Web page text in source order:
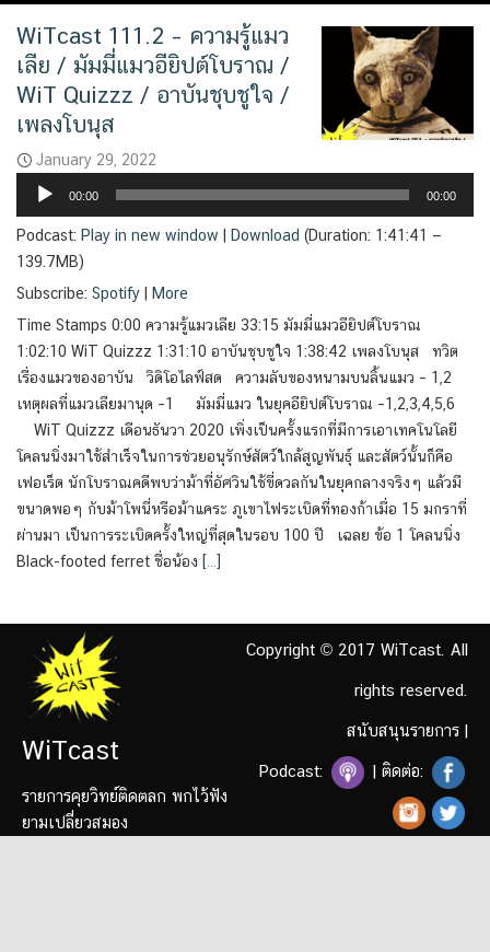
WiTcast 111.2 – ความรู้แมว
เลีย / มัมมี่แมวอียิปต์โบราณ /
WiT Quizzz / อาบันชุบชูใจ /
เพลงโบนุส
January 29, 2022
Audio
00:00 00:00
Podcast: Play in new window Download (Duration: 1:41:41 —
139.7MB)
Subscribe: Spotify
More
Time Stamps 0:00 ความรู้แมวเลีย 33:15 มัมมี่แมวอียิปต์โบราณ
1:02:10 WiT Quizzz 1:31:10 อาบันชุบชูใจ 1:38:42 เพลงโบนุส ทวิต
เรื่องแมวของอาบัน วิดิโอไลฟ์สด ความลับของหนามบนลิ้นแมว – 1,2
เหตุผลที่แมวเลียมานุด –1 มัมมี่แมว ในยุคอียิปต์โบราณ –1,2,3,4,5,6
WiT Quizzz เดือนธันวา 2020 เพิ่งเป็นครั้งแรกที่มีการเอาเทคโนโลยี
โคลนนิ่งมาใช้สำเร็จในการช่วยอนุรักษ์สัตว์ใกล้สูญพันธุ์ และสัตว์นั้นก็คือ
เฟอเร็ต นักโบราณคดีพบว่าม้าที่อัศวินใช้ขี่ดวลกันในยุคกลางจริงๆ แล้วมี
ขนาดพอๆ กับม้าโพนี่หรือม้าแคระ ภูเขาไฟระเบิดที่ทองก้าเมื่อ 15 มกราที่
ผ่านมา เป็นการระเบิดครั้งใหญ่ที่สุดในรอบ 100 ปี เฉลย ข้อ 1 โคลนนิ่ง
Black-footed ferret ชื่อน้อง […]
WiTcast
รายการคุยวิทย์ติดตลก พกไว้ฟัง
ยามเปลี่ยวสมอง
Copyright © 2017 WiTcast. All
rights reserved.
สนับสนุนรายการ |
Podcast: | ติดต่อ: